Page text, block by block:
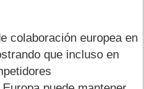
colaboración europea en
que incluso en